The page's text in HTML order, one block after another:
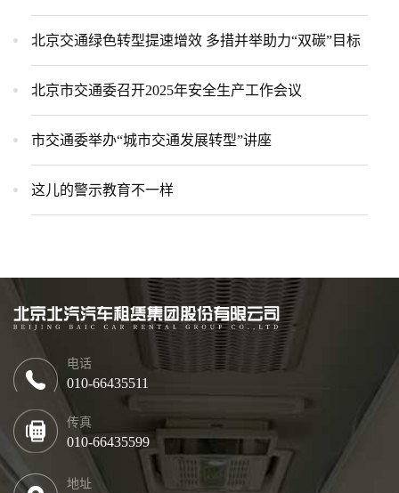
北京交通绿色转型提速增效 多措并举助力“双碳”目标
北京市交通委召开2025年安全生产工作会议
市交通委举办“城市交通发展转型”讲座
这儿的警示教育不一样
电话
010-66435511
传真
010-66435599
地址